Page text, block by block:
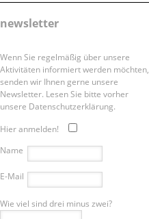
newsletter
Wenn Sie regelmäßig über unsere
Aktivitäten informiert werden möchten,
senden wir Ihnen gerne unsere
Newsletter. Lesen Sie bitte vorher
unsere Datenschutzerklärung.
Hier anmelden!
Name
E-Mail
Wie viel sind drei minus zwei?